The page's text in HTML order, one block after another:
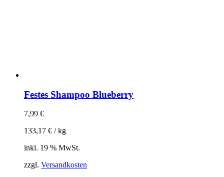
Festes Shampoo Blueberry
7,99 €
133,17 € /kg
inkl. 19 % MwSt.
zzgl. Versandkosten